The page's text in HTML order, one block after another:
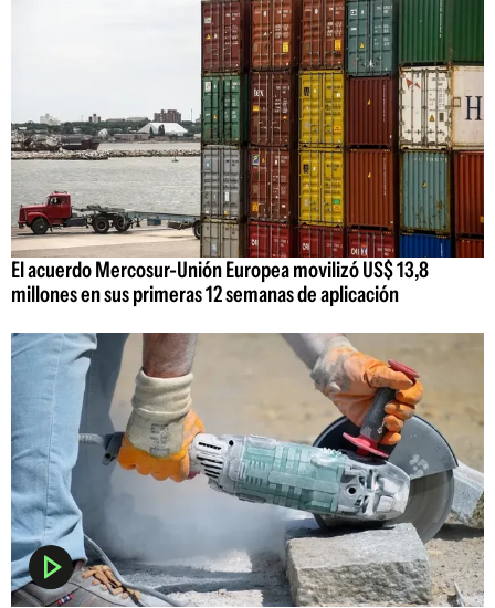
El acuerdo Mercosur-Unión Europea movilizó US$ 13,8
millones en sus primeras 12 semanas de aplicación